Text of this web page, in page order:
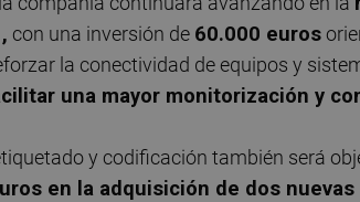
con una inversión de 60.000 euros
la conectividad de equipos y
una mayor monitorización y
y codificación también será
en la adquisición de dos